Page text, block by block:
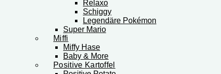
Relaxo
Schiggy
Legendäre Pokémon
Super Mario
Miffi
Miffy Hase
Baby & More
Positive Kartoffel